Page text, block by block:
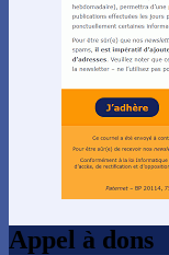
Appel à dons